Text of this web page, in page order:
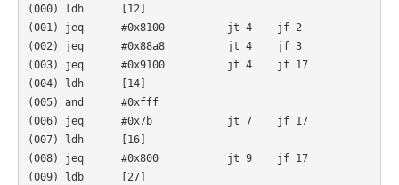
(000) ldh      [12]
(001) jeq      #0x8100          jt 4    jf 2
(002) jeq      #0x88a8          jt 4    jf 3
(003) jeq      #0x9100          jt 4    jf 17
(004) ldh      [14]
(005) and      #0xfff
(006) jeq      #0x7b            jt 7    jf 17
(007) ldh      [16]
(008) jeq      #0x800           jt 9    jf 17
(009) ldb      [27]